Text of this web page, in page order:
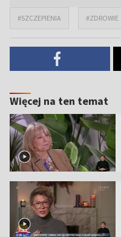
#SZCZEPIENIA #ZDROWIE
Więcej na ten temat